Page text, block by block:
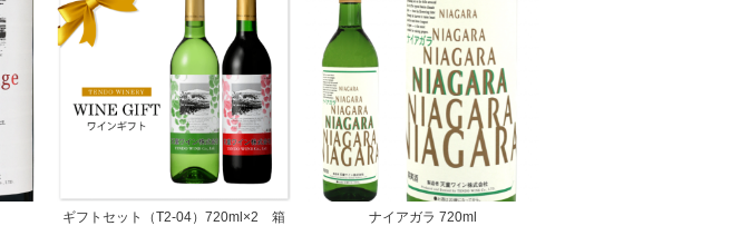
ギフトセット（T2-04）720ml×2 箱
ナイアガラ 720ml